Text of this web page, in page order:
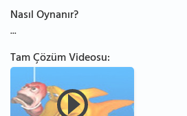
Nasıl Oynanır?
...
Tam Çözüm Videosu: